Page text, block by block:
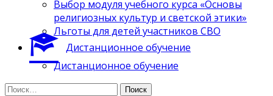
Выбор модуля учебного курса «Основы
религиозных культур и светской этики»
Льготы для детей участников СВО
Дистанционное обучение
Дистанционное обучение
Найти: